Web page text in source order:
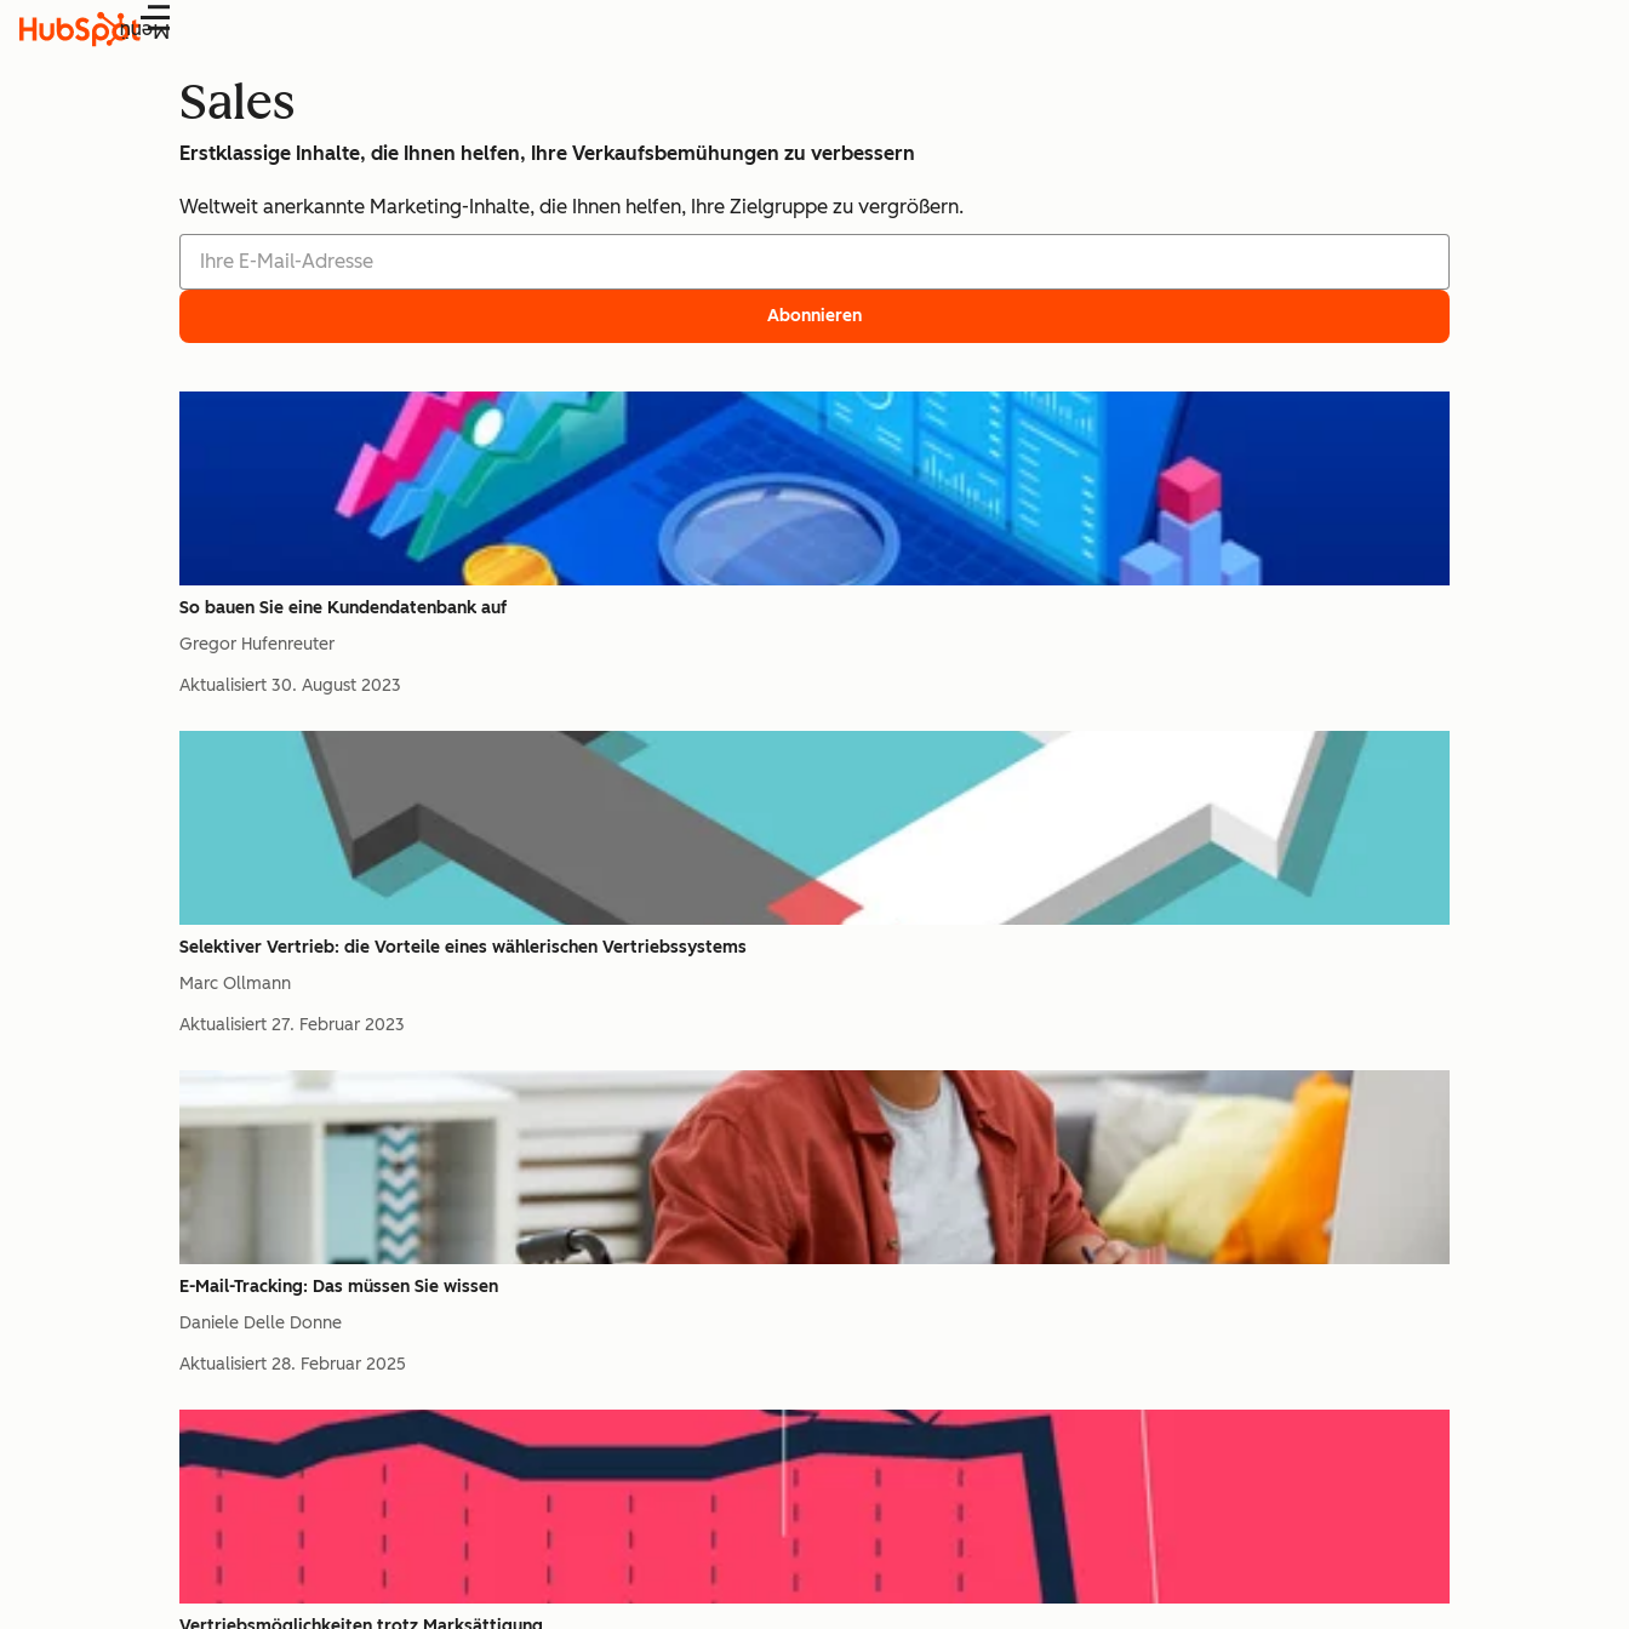
Menü
Sales
Erstklassige Inhalte, die Ihnen helfen, Ihre Verkaufsbemühungen zu verbessern
Weltweit anerkannte Marketing-Inhalte, die Ihnen helfen, Ihre Zielgruppe zu vergrößern.
Abonnieren
So bauen Sie eine Kundendatenbank auf
Gregor Hufenreuter
Aktualisiert 30. August 2023
Selektiver Vertrieb: die Vorteile eines wählerischen Vertriebssystems
Marc Ollmann
Aktualisiert 27. Februar 2023
E-Mail-Tracking: Das müssen Sie wissen
Daniele Delle Donne
Aktualisiert 28. Februar 2025